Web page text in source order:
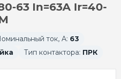
63 In=63A Ir=40-
ток, А: 63
Тип контактора: ПРК